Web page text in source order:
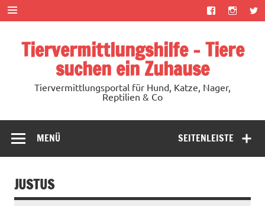
Zum
Inhalt
springen
Tiervermittlungshilfe – Tiere
suchen ein Zuhause
Tiervermittlungsportal für Hund, Katze, Nager,
Reptilien & Co
SEITENLEISTE
MENÜ
JUSTUS